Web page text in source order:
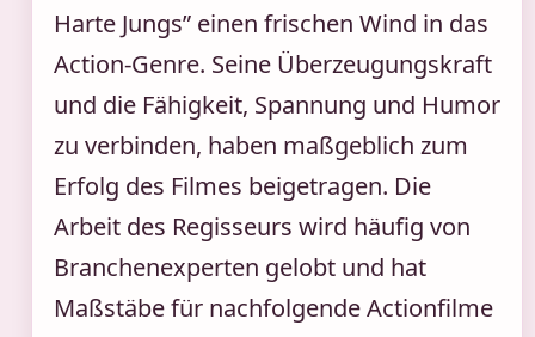
Harte Jungs” einen frischen Wind in das
Action-Genre. Seine Überzeugungskraft
und die Fähigkeit, Spannung und Humor
zu verbinden, haben maßgeblich zum
Erfolg des Filmes beigetragen. Die
Arbeit des Regisseurs wird häufig von
Branchenexperten gelobt und hat
Maßstäbe für nachfolgende Actionfilme